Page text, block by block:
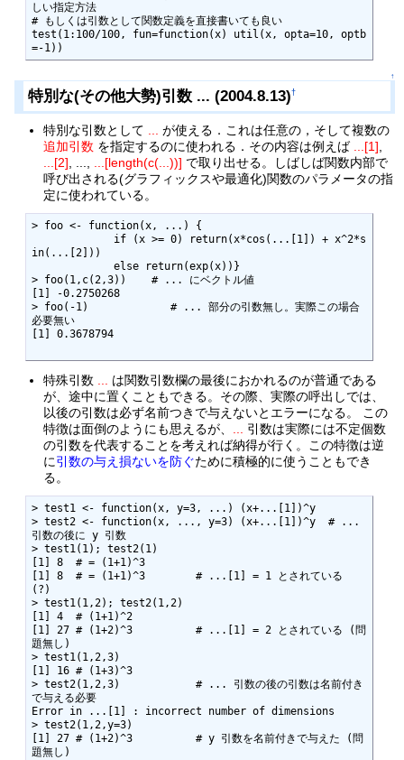
しい指定方法
# もしくは引数として関数定義を直接書いても良い
test(1:100/100, fun=function(x) util(x, opta=10, optb
=-1))
↑
特別な(その他大勢)引数 ... (2004.8.13)†
特別な引数として
が使える．これは任意の，そして複数の
追加引数 を指定するのに使われる．その内容は例えば ...[1]
...[2]
...[length(c(...))] で取り出せる。しばしば関数内部で
呼び出される(グラフィックスや最適化)関数のパラメータの指
定に使われている。
> foo <- function(x, ...) {
in(...[2]))
> foo(1,c(2,3))    # ... にベクトル値
[1] -0.2750268
> foo(-1)             # ... 部分の引数無し。実際この場合
必要無い
[1] 0.3678794
特殊引数
は関数引数欄の最後におかれるのが普通である
が、途中に置くこともできる。その際、実際の呼出しでは、
以後の引数は必ず名前つきで与えないとエラーになる。 この
特徴は面倒のようにも思えるが、
引数は実際には不定個数
の引数を代表することを考えれば納得が行く。この特徴は逆
に引数の与え損ないを防ぐために積極的に使うこともでき
る。
> test1 <- function(x, y=3, ...) (x+...[1])^y
> test2 <- function(x, ..., y=3) (x+...[1])^y  # ...
引数の後に y 引数
> test1(1); test2(1)
[1] 8  # = (1+1)^3
[1] 8  # = (1+1)^3        # ...[1] = 1 とされている
(?)
> test1(1,2); test2(1,2)
[1] 4  # (1+1)^2
[1] 27 # (1+2)^3          # ...[1] = 2 とされている (問
題無し)
> test1(1,2,3)
[1] 16 # (1+3)^3
> test2(1,2,3)            # ... 引数の後の引数は名前付き
で与える必要
Error in ...[1] : incorrect number of dimensions
> test2(1,2,y=3)
[1] 27 # (1+2)^3          # y 引数を名前付きで与えた (問
題無し)